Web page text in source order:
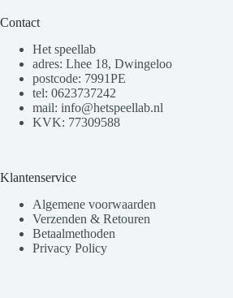
Contact
Het speellab
adres: Lhee 18, Dwingeloo
postcode: 7991PE
tel: 0623737242
mail: info@hetspeellab.nl
KVK: 77309588
Klantenservice
Algemene voorwaarden
Verzenden & Retouren
Betaalmethoden
Privacy Policy